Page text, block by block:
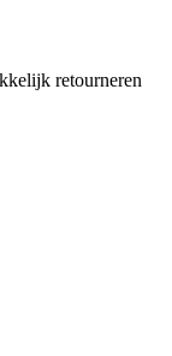
retourneren